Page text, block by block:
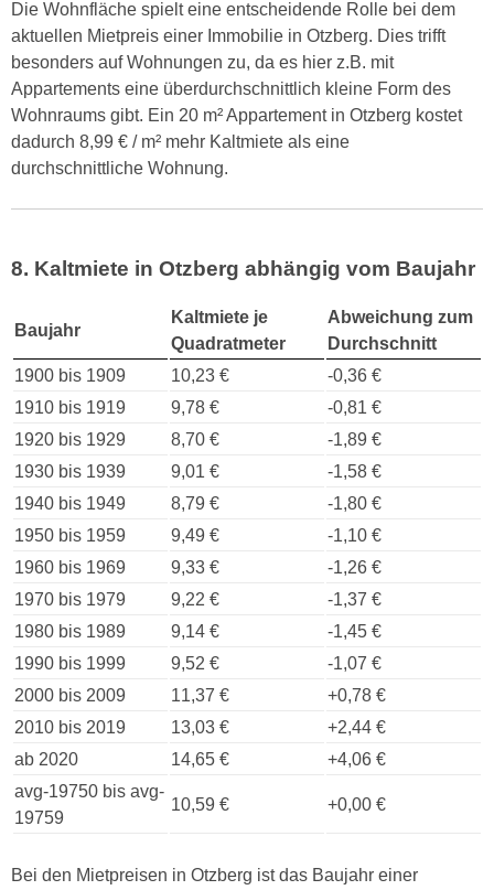
Die Wohnfläche spielt eine entscheidende Rolle bei dem
aktuellen Mietpreis einer Immobilie in Otzberg. Dies trifft
besonders auf Wohnungen zu, da es hier z.B. mit
Appartements eine überdurchschnittlich kleine Form des
Wohnraums gibt. Ein 20 m² Appartement in Otzberg kostet
dadurch 8,99 € / m² mehr Kaltmiete als eine
durchschnittliche Wohnung.
8. Kaltmiete in Otzberg abhängig vom Baujahr
Baujahr
Kaltmiete je
Quadratmeter
Abweichung zum
Durchschnitt
1900 bis 1909
10,23 €
-0,36 €
1910 bis 1919
9,78 €
-0,81 €
1920 bis 1929
8,70 €
-1,89 €
1930 bis 1939
9,01 €
-1,58 €
1940 bis 1949
8,79 €
-1,80 €
1950 bis 1959
9,49 €
-1,10 €
1960 bis 1969
9,33 €
-1,26 €
1970 bis 1979
9,22 €
-1,37 €
1980 bis 1989
9,14 €
-1,45 €
1990 bis 1999
9,52 €
-1,07 €
2000 bis 2009
11,37 €
+0,78 €
2010 bis 2019
13,03 €
+2,44 €
ab 2020
14,65 €
+4,06 €
avg-19750 bis avg-
19759
10,59 € +0,00 €
Bei den Mietpreisen in Otzberg ist das Baujahr einer